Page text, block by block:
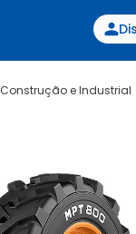
Construção e Industrial